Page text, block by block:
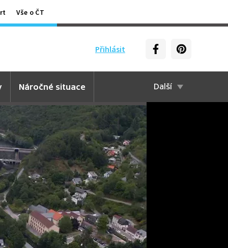
Vše o ČT
Přihlásit
Náročné situace Další